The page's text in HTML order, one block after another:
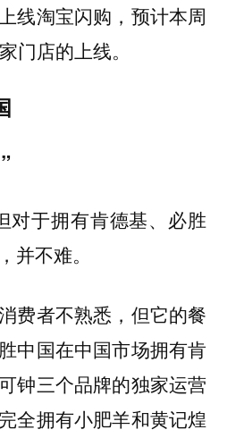
线淘宝闪购，预计本周
门店的上线。
对于拥有肯德基、必胜
并不难。
费者不熟悉，但它的餐
中国在中国市场拥有肯
钟三个品牌的独家运营
全拥有小肥羊和黄记煌